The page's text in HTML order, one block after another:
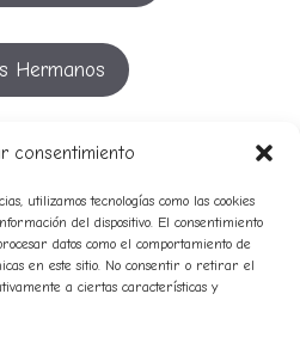
consentimiento
utilizamos tecnologías como las cookies
del dispositivo. El consentimiento
datos como el comportamiento de
en este sitio. No consentir o retirar el
a ciertas características y
Hermanos
YouTube
54º 55º 56º 57º 58º